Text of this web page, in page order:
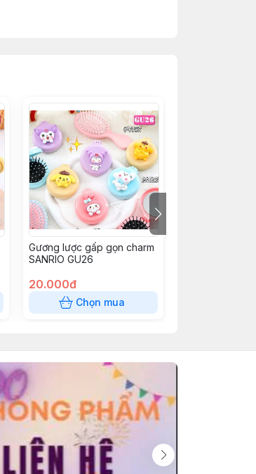
Gương lược gấp gọn charm
SANRIO GU26
20.000đ
Chọn mua